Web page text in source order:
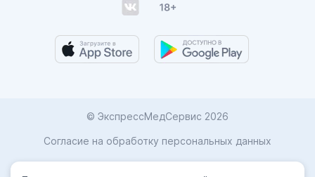
© ЭкспрессМедСервис 2026
Согласие на обработку персональных данных
Карта сайта